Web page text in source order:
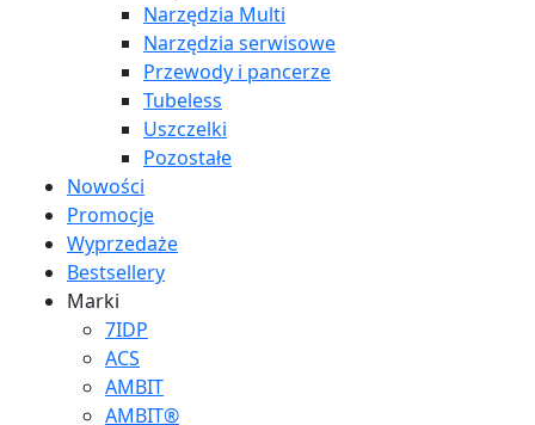
Narzędzia Multi
Narzędzia serwisowe
Przewody i pancerze
Tubeless
Uszczelki
Pozostałe
Nowości
Promocje
Wyprzedaże
Bestsellery
Marki
7IDP
ACS
AMBIT
AMBIT®